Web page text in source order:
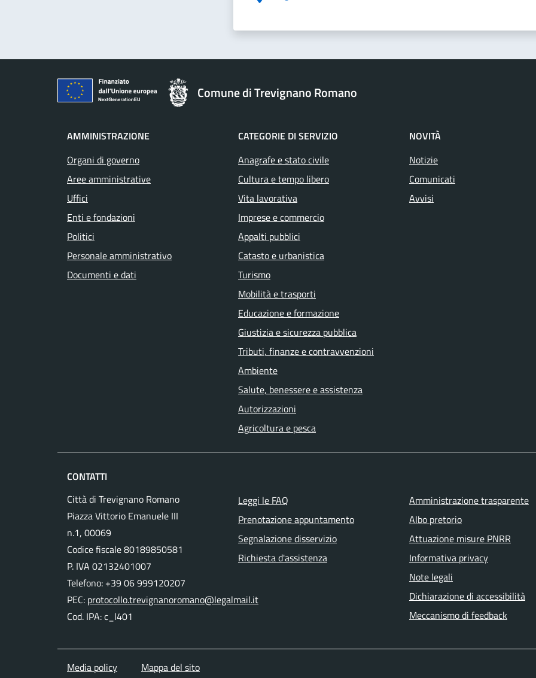
Comune di Trevignano Romano
AMMINISTRAZIONE
Organi di governo
Aree amministrative
Uffici
Enti e fondazioni
Politici
Personale amministrativo
Documenti e dati
CATEGORIE DI SERVIZIO
Anagrafe e stato civile
Cultura e tempo libero
Vita lavorativa
Imprese e commercio
Appalti pubblici
Catasto e urbanistica
Turismo
Mobilità e trasporti
Educazione e formazione
Giustizia e sicurezza pubblica
Tributi, finanze e contravvenzioni
Ambiente
Salute, benessere e assistenza
Autorizzazioni
Agricoltura e pesca
NOVITÀ
Notizie
Comunicati
Avvisi
CONTATTI
Città di Trevignano Romano
Piazza Vittorio Emanuele III
n.1, 00069
Codice fiscale 80189850581
P. IVA 02132401007
Telefono: +39 06 999120207
PEC: protocollo.trevignanoromano@legalmail.it
Cod. IPA: c_l401
Leggi le FAQ
Prenotazione appuntamento
Segnalazione disservizio
Richiesta d'assistenza
Amministrazione trasparente
Albo pretorio
Attuazione misure PNRR
Informativa privacy
Note legali
Dichiarazione di accessibilità
Meccanismo di feedback
Media policy Mappa del sito